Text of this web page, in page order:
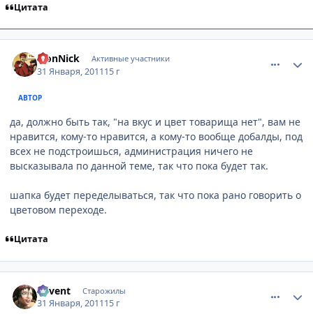
Цитата
LionNick Активные участники
31 Января, 201115 г
АВТОР
да, должно быть так, "на вкус и цвет товарища нет", вам не
нравится, кому-то нравится, а кому-то вообще добалды, под
всех не подстроишься, администрация ничего не
высказывала по данной теме, так что пока будет так.
шапка будет переделываться, так что пока рано говорить о
цветовом переходе.
Цитата
Sovent Старожилы
31 Января, 201115 г